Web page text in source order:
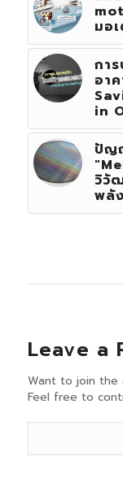
มอ
กา
อา
in
ปัญ
วิวั
พลั
Leave a
Want to join the
Feel free to